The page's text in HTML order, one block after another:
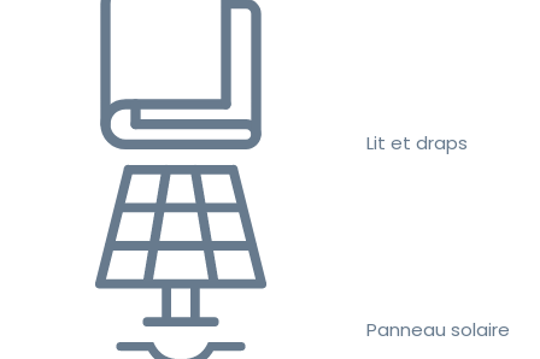
Lit et draps
Panneau solaire